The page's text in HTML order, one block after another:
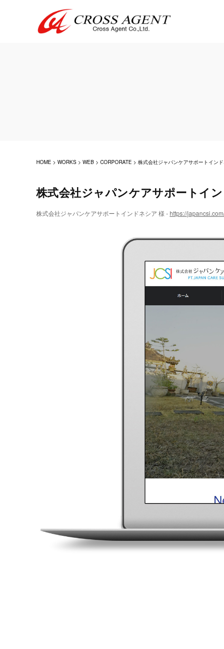
HOME > WORKS > WEB > CORPORATE > 株式会社ジャパンケアサポートイン
株式会社ジャパンケアサポートイ
株式会社ジャパンケアサポートインドネシア 様 -https://